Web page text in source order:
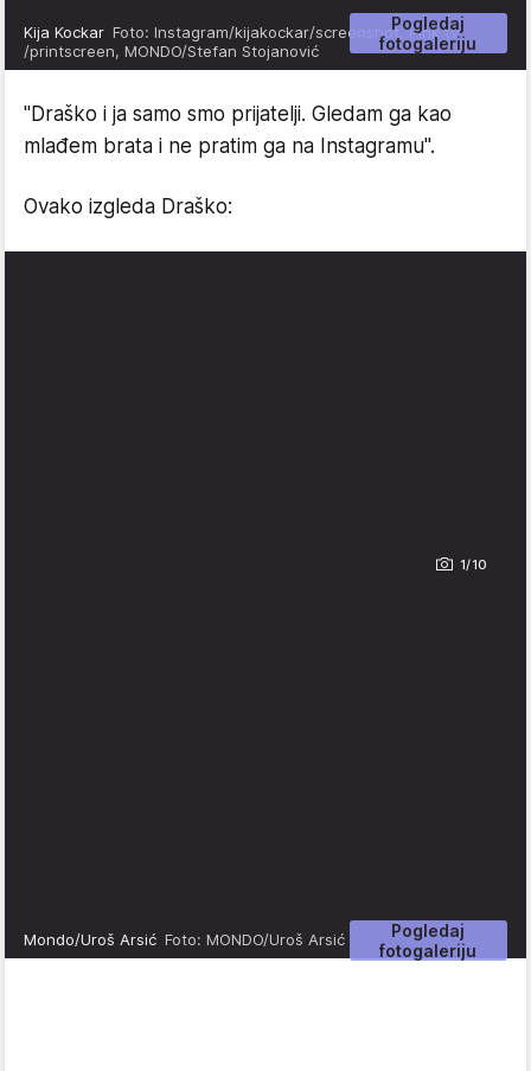
Pogledaj
fotogaleriju
Kija Kockar Foto: Instagram/kijakockar/screenshot, Pink tv
/printscreen, MONDO/Stefan Stojanović
"Draško i ja samo smo prijatelji. Gledam ga kao
mlađem brata i ne pratim ga na Instagramu".
Ovako izgleda Draško:
1/10
Pogledaj
fotogaleriju
Mondo/Uroš Arsić Foto: MONDO/Uroš Arsić